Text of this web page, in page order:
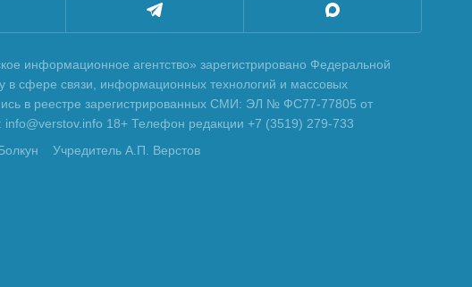
информационное агентство» зарегистрировано Федеральной
в сфере связи, информационных технологий и массовых
в реестре зарегистрированных СМИ: ЭЛ № ФС77-77805 от
info@verstov.info 18+ Телефон редакции +7 (3519) 279-733
Учредитель А.П. Верстов